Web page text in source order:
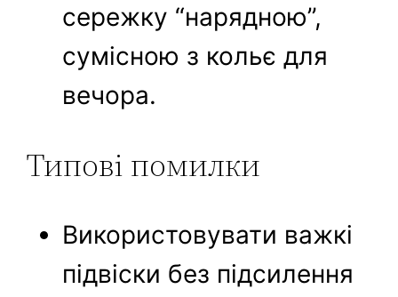
сережку “нарядною”,
сумісною з кольє для
вечора.
Типові помилки
Використовувати важкі
підвіски без підсилення